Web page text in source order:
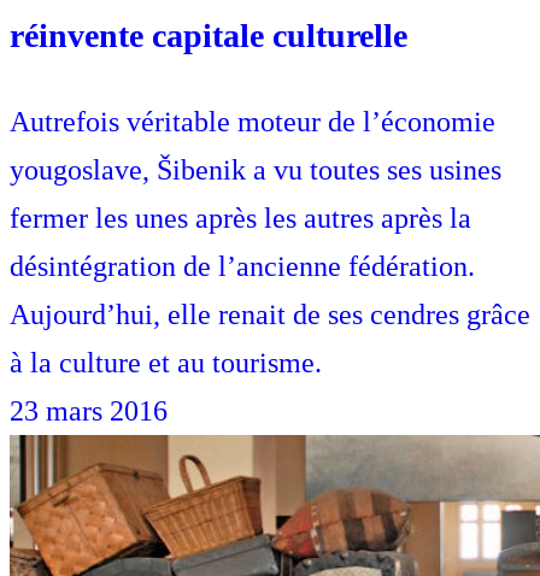
réinvente capitale culturelle
Autrefois véritable moteur de l’économie
yougoslave, Šibenik a vu toutes ses usines
fermer les unes après les autres après la
désintégration de l’ancienne fédération.
Aujourd’hui, elle renait de ses cendres grâce
à la culture et au tourisme.
23 mars 2016